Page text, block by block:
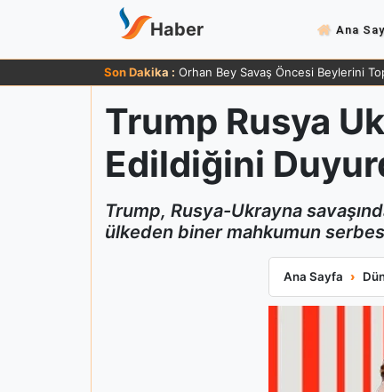
Haber Ana
Son Dakika : Orhan Bey Savaş Öncesi Beylerini
Trump Rusya
Edildiğini
Trump, Rusya-Ukrayna
ülkeden biner mahkumun
Ana Sayfa
Trump Rusya